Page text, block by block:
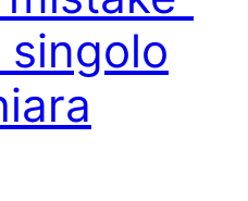
singolo